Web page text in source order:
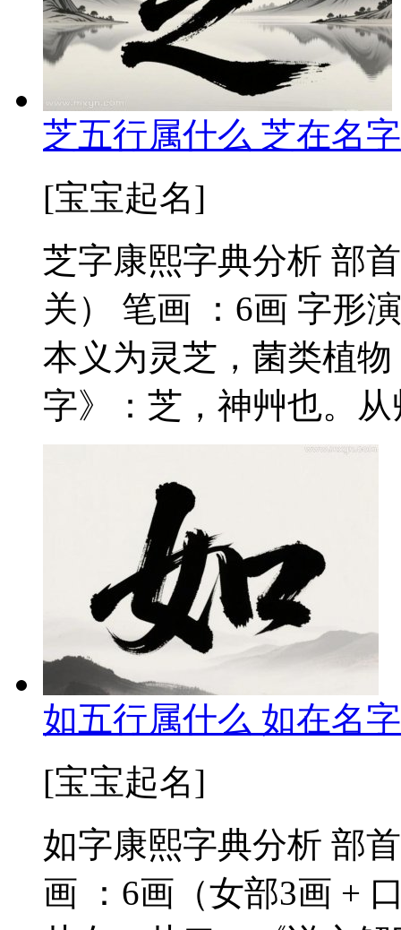
芝五行属什么 芝在名
[宝宝起名]
芝字康熙字典分析 部
关） 笔画 ：6画 字形
本义为灵芝，菌类植
字》：芝，神艸也。
如五行属什么 如在名
[宝宝起名]
如字康熙字典分析 部
画 ：6画（女部3画 +